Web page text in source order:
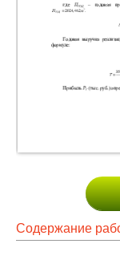
Содержание